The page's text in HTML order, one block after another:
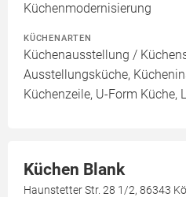
Küchenmodernisierung
KÜCHENARTEN
Küchenausstellung /
Ausstellungsküche,
Küchenzeile, U-Form Küche,
Küchen Blank
Haunstetter Str. 28 1/2, 86343